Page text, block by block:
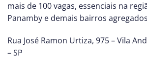
mais de 100 vagas, essenciais na
Panamby e demais bairros
Rua José Ramon Urtiza, 975 – Vila
– SP